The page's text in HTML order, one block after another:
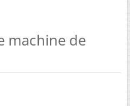
machine de